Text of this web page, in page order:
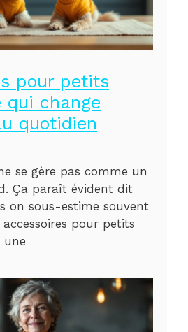
pour petits
qui change
quotidien
se gère pas comme un
Ça paraît évident dit
on sous-estime souvent
pour petits
une